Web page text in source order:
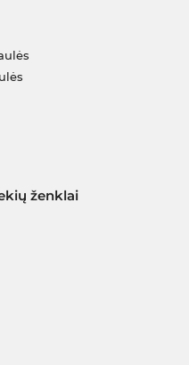
ženklai